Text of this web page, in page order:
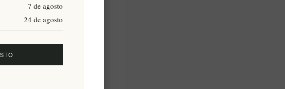
7 de agosto
24 de agosto